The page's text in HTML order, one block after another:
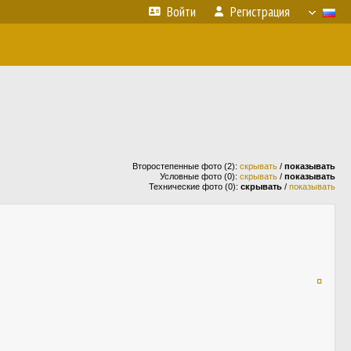
Войти Регистрация
Второстепенные фото (2): скрывать / показывать
Условные фото (0): скрывать / показывать
Технические фото (0): скрывать / показывать
¤